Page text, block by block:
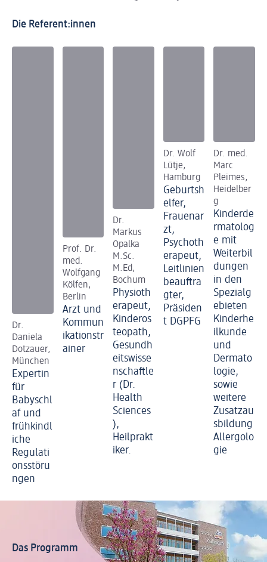
Die Referent:innen
Dr.
Daniela
Dotzauer,
München
Expertin
für
Babyschl
af und
frühkindl
iche
Regulati
onsstöru
ngen
Prof. Dr.
med.
Wolfgang
Kölfen,
Berlin
Arzt und
Kommun
ikationstr
ainer
Dr.
Markus
Opalka
M.Sc.
M.Ed,
Bochum
Physioth
erapeut,
Kinderos
teopath,
Gesundh
eitswisse
nschaftle
r (Dr.
Health
Sciences
),
Heilprakt
iker.
Dr. Wolf
Lütje,
Hamburg
Geburtsh
elfer,
Frauenar
zt,
Psychoth
erapeut,
Leitlinien
beauftra
gter,
Präsiden
t DGPFG
Dr. med.
Marc
Pleimes,
Heidelber
g
Kinderde
rmatolog
e mit
Weiterbil
dungen
in den
Spezialg
ebieten
Kinderhe
ilkunde
und
Dermato
logie,
sowie
weitere
Zusatzau
sbildung
Allergolo
gie
Das Programm